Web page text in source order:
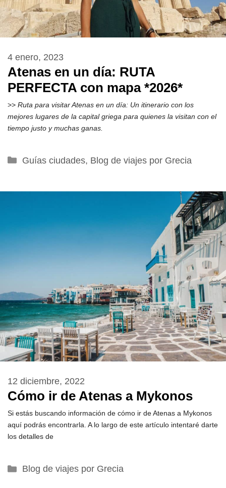
Atenas en un día: RUTA
PERFECTA con mapa *2026*
4 enero, 2023
>> Ruta para visitar Atenas en un día: Un itinerario con los
mejores lugares de la capital griega para quienes la visitan con el
tiempo justo y muchas ganas.
Categorías
Guías ciudades, Blog de viajes por Grecia
Cómo ir de Atenas a Mykonos
12 diciembre, 2022
Si estás buscando información de cómo ir de Atenas a Mykonos
aquí podrás encontrarla. A lo largo de este artículo intentaré darte
los detalles de
Categorías
Blog de viajes por Grecia